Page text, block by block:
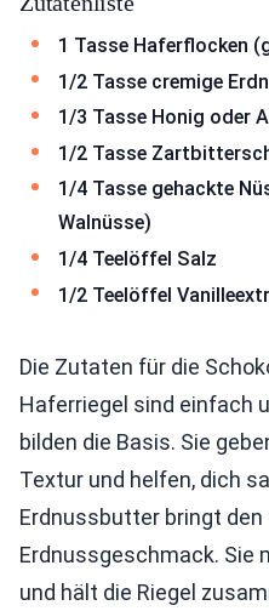
1 Tasse Haferflocken
1/2 Tasse cremige
1/3 Tasse Honig oder
1/2 Tasse
1/4 Tasse gehackte
Walnüsse)
1/4 Teelöffel Salz
1/2 Teelöffel
Die Zutaten für die
Haferriegel sind einfach
bilden die Basis. Sie
Textur und helfen, dich
Erdnussbutter bringt den
Erdnussgeschmack. Sie
und hält die Riegel